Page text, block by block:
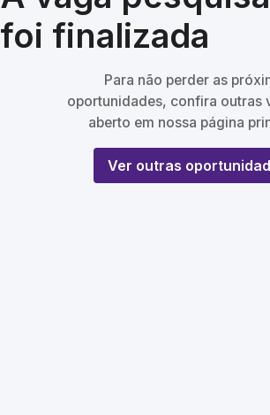
foi finalizada
Para não perder as
oportunidades, confira outras
aberto em nossa página
Ver outras